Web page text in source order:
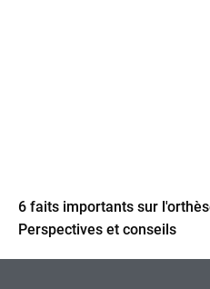
6 faits importants sur
Perspectives et conseils